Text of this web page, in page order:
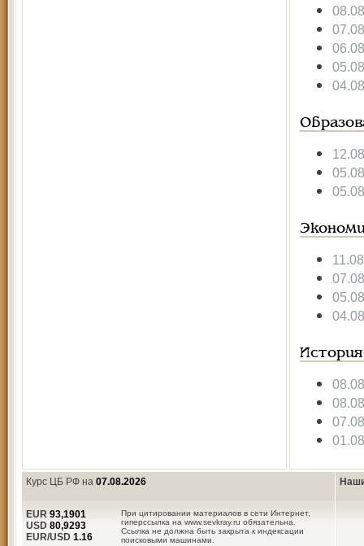
История
Курс ЦБ РФ на 07.08.2026
При цитировании материалов в сети Интернет,
гиперссылка на www.sevkray.ru обязательна.
Ссылка не должна быть закрыта к индексации
поисковыми машинами.
EUR 93,1901
USD 80,9293
EUR/USD 1.16